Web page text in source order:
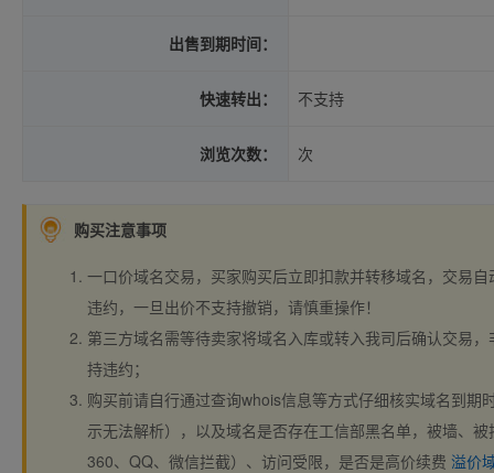
出售到期时间：
快速转出： 不支持
浏览次数： 次
购买注意事项
一口价域名交易，买家购买后立即扣款并转移域名，交易
违约，一旦出价不支持撤销，请慎重操作！
第三方域名需等待卖家将域名入库或转入我司后确认交易
持违约；
购买前请自行通过查询whois信息等方式仔细核实域名到期
示无法解析），以及域名是否存在工信部黑名单，被墙、
360、QQ、微信拦截）、访问受限，是否是高价续费 溢价